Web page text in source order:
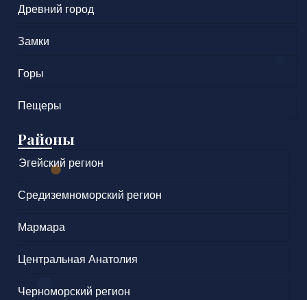
Древний город
Замки
Горы
Пещеры
Районы
Эгейский регион
Средиземноморский регион
Мармара
Центральная Анатолия
Черноморский регион